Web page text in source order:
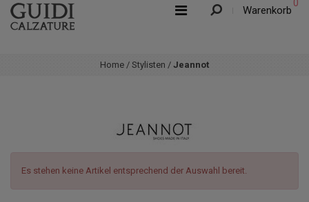
Warenkorb
0
Home / Stylisten / Jeannot
Es stehen keine Artikel entsprechend der Auswahl bereit.